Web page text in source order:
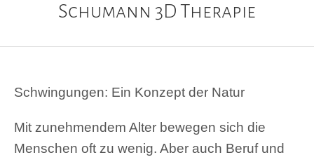
Schumann 3D Therapie
Schwingungen: Ein Konzept der Natur
Mit zunehmendem Alter bewegen sich die
Menschen oft zu wenig. Aber auch Beruf und